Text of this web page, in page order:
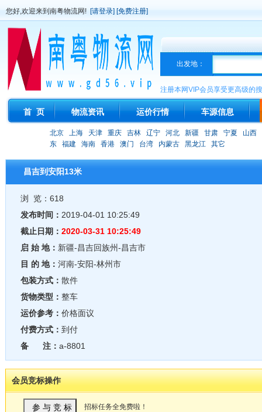
您好,欢迎来到南粤物流网! [请登录] [免费注册]
出发地：
注册本网VIP会员享受更高级的
首 页 物流资讯 运价行情 车源信息
北京 上海 天津 重庆 吉林 辽宁 河北 新疆 甘肃 宁夏
山西
东
福建 海南 香港 澳门 台湾 内蒙古 黑龙江 其它
昌吉到安阳13米
浏 览：618
发布时间： 2019-04-01 10:25:49
截止日期： 2020-03-31 10:25:49
启 始 地： 新疆-昌吉回族州-昌吉市
目 的 地： 河南-安阳-林州市
包装方式： 散件
货物类型： 整车
运价参考： 价格面议
付费方式： 到付
备 注： a-8801
会员竞标操作
招标任务全免费啦！